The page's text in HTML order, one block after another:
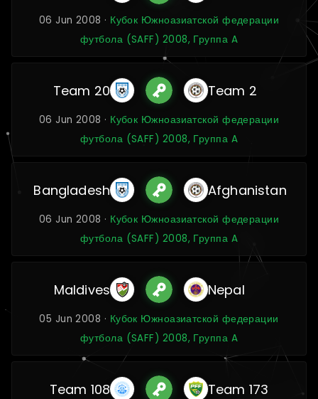
06 Jun 2008 · Кубок Южноазиатской федерации
футбола (SAFF) 2008, Группа A
Team 20 Team 2
06 Jun 2008 · Кубок Южноазиатской федерации
футбола (SAFF) 2008, Группа A
Bangladesh Afghanistan
06 Jun 2008 · Кубок Южноазиатской федерации
футбола (SAFF) 2008, Группа A
Maldives Nepal
05 Jun 2008 · Кубок Южноазиатской федерации
футбола (SAFF) 2008, Группа A
Team 108 Team 173